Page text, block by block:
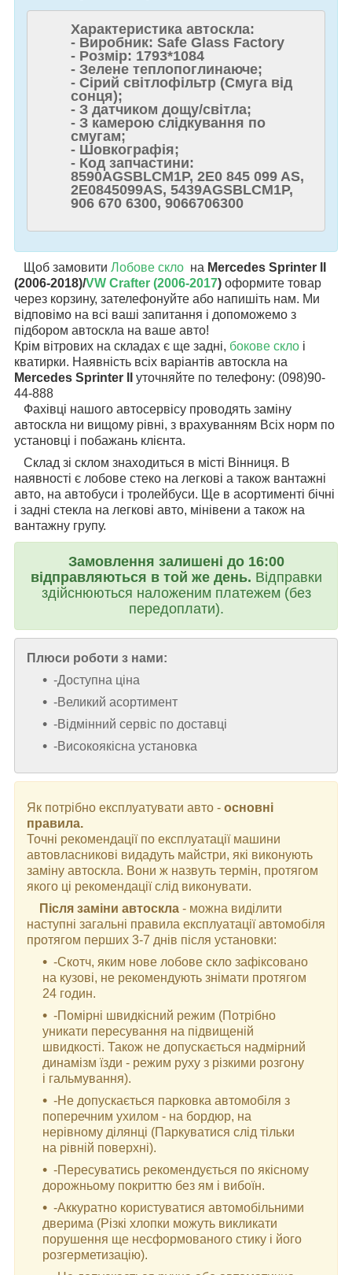
Характеристика автоскла:
- Виробник: Safe Glass Factory
- Розмір: 1793*1084
- Зелене теплопоглинаюче;
- Сірий світлофільтр (Смуга від
сонця);
- З датчиком дощу/світла;
- З камерою слідкування по
смугам;
- Шовкографія;
- Код запчастини:
8590AGSBLCM1P, 2E0 845 099 AS,
2E0845099AS, 5439AGSBLCM1P,
906 670 6300, 9066706300
Щоб замовити Лобове скло на Mercedes Sprinter II
(2006-2018)/VW Crafter (2006-2017) оформите товар
через корзину, зателефонуйте або напишіть нам. Ми
відповімо на всі ваші запитання і допоможемо з
підбором автоскла на ваше авто!
Крім вітрових на складах є ще задні, бокове скло і
кватирки. Наявність всіх варіантів автоскла на
Mercedes Sprinter II уточняйте по телефону: (098)90-
44-888
Фахівці нашого автосервісу проводять заміну
автоскла ни вищому рівні, з врахуванням Всіх норм по
установці і побажань клієнта.
Склад зі склом знаходиться в місті Вінниця. В
наявності є лобове стеко на легкові а також вантажні
авто, на автобуси і тролейбуси. Ще в асортименті бічні
і задні стекла на легкові авто, мінівени а також на
вантажну групу.
Замовлення залишені до 16:00
відправляються в той же день. Відправки
здійснюються наложеним платежем (без
передоплати).
Плюси роботи з нами:
-Доступна ціна
-Великий асортимент
-Відмінний сервіс по доставці
-Високоякісна установка
Як потрібно експлуатувати авто - основні
правила.
Точні рекомендації по експлуатації машини
автовласникові видадуть майстри, які виконують
заміну автоскла. Вони ж назвуть термін, протягом
якого ці рекомендації слід виконувати.
Після заміни автоскла - можна виділити
наступні загальні правила експлуатації автомобіля
протягом перших 3-7 днів після установки:
-Скотч, яким нове лобове скло зафіксовано
на кузові, не рекомендують знімати протягом
24 годин.
-Помірні швидкісний режим (Потрібно
уникати пересування на підвищеній
швидкості. Також не допускається надмірний
динамізм їзди - режим руху з різкими розгону
і гальмування).
-Не допускається парковка автомобіля з
поперечним ухилом - на бордюр, на
нерівному ділянці (Паркуватися слід тільки
на рівній поверхні).
-Пересуватись рекомендується по якісному
дорожньому покриттю без ям і вибоїн.
-Аккуратно користуватися автомобільними
дверима (Різкі хлопки можуть викликати
порушення ще несформованого стику і його
розгерметизацію).